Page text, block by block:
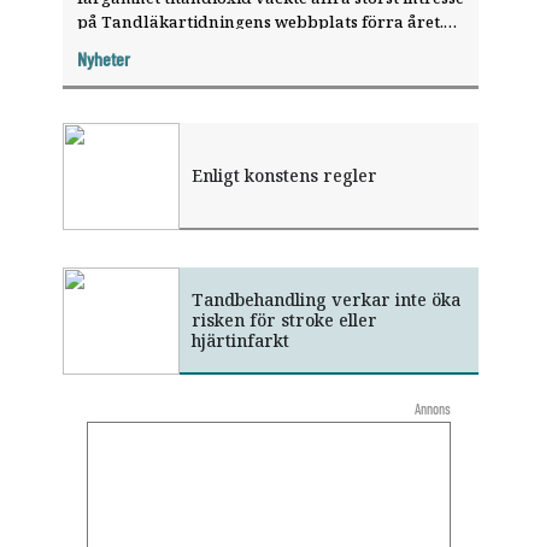
på Tandläkartidningens webbplats förra året.
2023 handlar om Tidöpartiernas
tandvårdspolitik, tandläkarlöner och den
fläckvisa tandläkarbristen i vårt land.
Nyheter
Enligt konstens regler
Tandbehandling verkar inte öka
risken för stroke eller
hjärtinfarkt
Annons